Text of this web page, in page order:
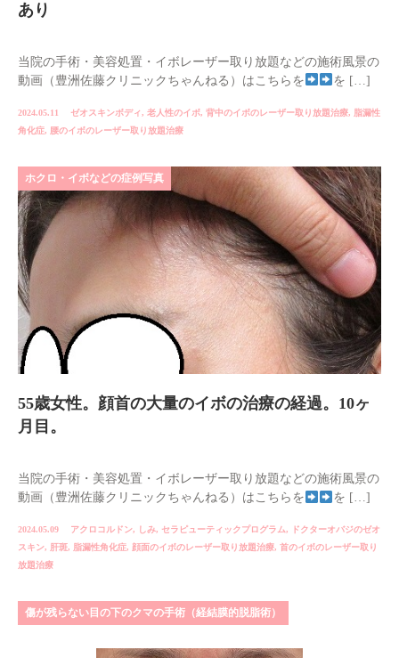
あり
当院の手術・美容処置・イボレーザー取り放題などの施術風景の
動画（豊洲佐藤クリニックちゃんねる）はこちらを
を […]
2024.05.11 ゼオスキンボディ, 老人性のイボ, 背中のイボのレーザー取り放題治療, 脂漏性
角化症, 腰のイボのレーザー取り放題治療
ホクロ・イボなどの症例写真
55歳女性。顔首の大量のイボの治療の経過。10ヶ
月目。
当院の手術・美容処置・イボレーザー取り放題などの施術風景の
動画（豊洲佐藤クリニックちゃんねる）はこちらを
を […]
2024.05.09 アクロコルドン, しみ, セラピューティックプログラム,
ドクターオバジのゼオ
スキン, 肝斑, 脂漏性角化症, 顔面のイボのレーザー取り放題治療, 首のイボのレーザー取り
放題治療
傷が残らない目の下のクマの手術（経結膜的脱脂術）